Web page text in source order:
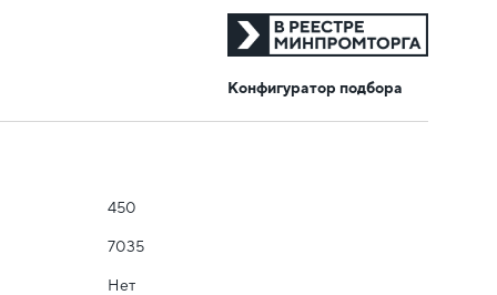
Конфигуратор подбора
450
7035
Нет